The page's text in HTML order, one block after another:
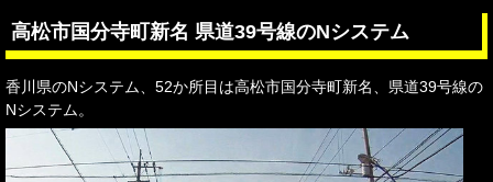
高松市国分寺町新名 県道39号線のNシステム
香川県のNシステム、52か所目は高松市国分寺町新名、県道39号線の
Nシステム。